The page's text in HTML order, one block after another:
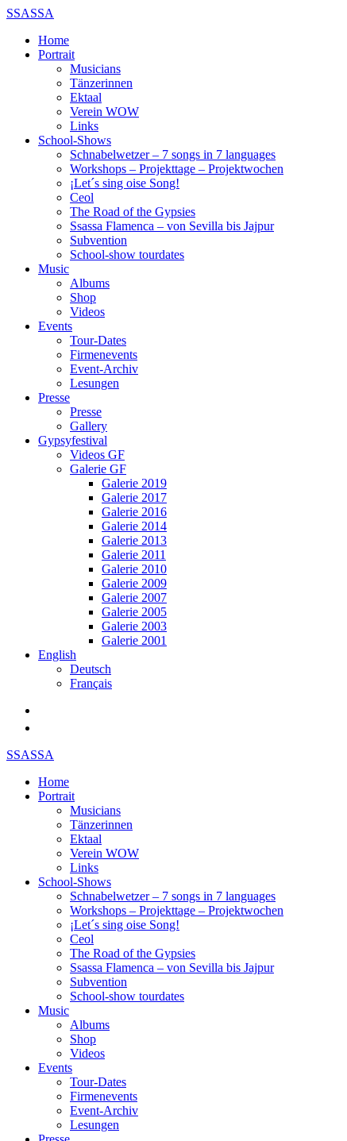
SSASSA
Home
Portrait
Musicians
Tänzerinnen
Ektaal
Verein WOW
Links
School-Shows
Schnabelwetzer – 7 songs in 7 languages
Workshops – Projekttage – Projektwochen
¡Let´s sing oise Song!
Ceol
The Road of the Gypsies
Ssassa Flamenca – von Sevilla bis Jajpur
Subvention
School-show tourdates
Music
Albums
Shop
Videos
Events
Tour-Dates
Firmenevents
Event-Archiv
Lesungen
Presse
Presse
Gallery
Gypsyfestival
Videos GF
Galerie GF
Galerie 2019
Galerie 2017
Galerie 2016
Galerie 2014
Galerie 2013
Galerie 2011
Galerie 2010
Galerie 2009
Galerie 2007
Galerie 2005
Galerie 2003
Galerie 2001
English
Deutsch
Français
SSASSA
Home
Portrait
Musicians
Tänzerinnen
Ektaal
Verein WOW
Links
School-Shows
Schnabelwetzer – 7 songs in 7 languages
Workshops – Projekttage – Projektwochen
¡Let´s sing oise Song!
Ceol
The Road of the Gypsies
Ssassa Flamenca – von Sevilla bis Jajpur
Subvention
School-show tourdates
Music
Albums
Shop
Videos
Events
Tour-Dates
Firmenevents
Event-Archiv
Lesungen